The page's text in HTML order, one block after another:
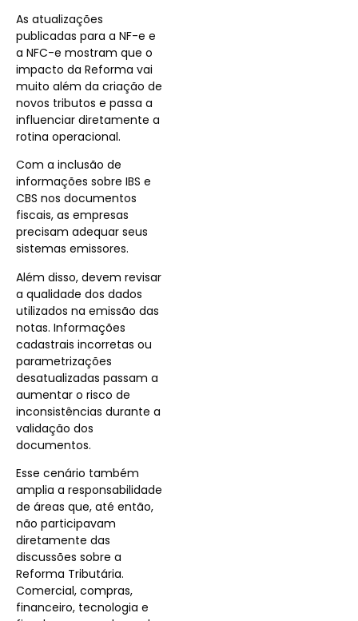
As atualizações
publicadas para a NF-e e
a NFC-e mostram que o
impacto da Reforma vai
muito além da criação de
novos tributos e passa a
influenciar diretamente a
rotina operacional.
Com a inclusão de
informações sobre IBS e
CBS nos documentos
fiscais, as empresas
precisam adequar seus
sistemas emissores.
Além disso, devem revisar
a qualidade dos dados
utilizados na emissão das
notas. Informações
cadastrais incorretas ou
parametrizações
desatualizadas passam a
aumentar o risco de
inconsistências durante a
validação dos
documentos.
Esse cenário também
amplia a responsabilidade
de áreas que, até então,
não participavam
diretamente das
discussões sobre a
Reforma Tributária.
Comercial, compras,
financeiro, tecnologia e